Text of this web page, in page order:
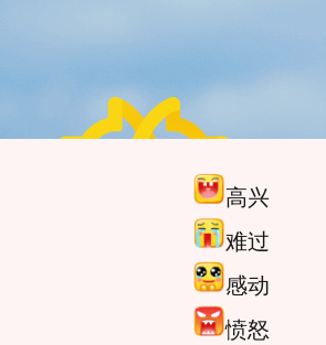
高兴
难过
感动
愤怒